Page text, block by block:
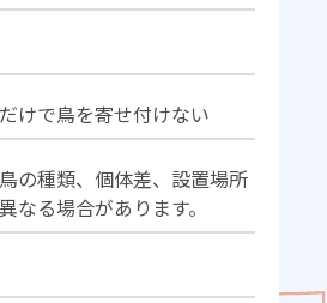
けで鳥を寄せ付けない
の種類、個体差、設置場所
なる場合があります。